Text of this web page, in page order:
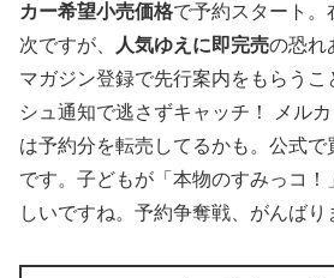
カー希望小売価格で予約スタート
次ですが、
人気ゆえに即完売の恐れ
マガジン登録で先行案内をもらうこ
シュ通知で逃さずキャッチ！ メル
は予約分を転売してるかも。公式
です。子どもが「本物のすみっコ
しいですね。予約争奪戦、がんばり